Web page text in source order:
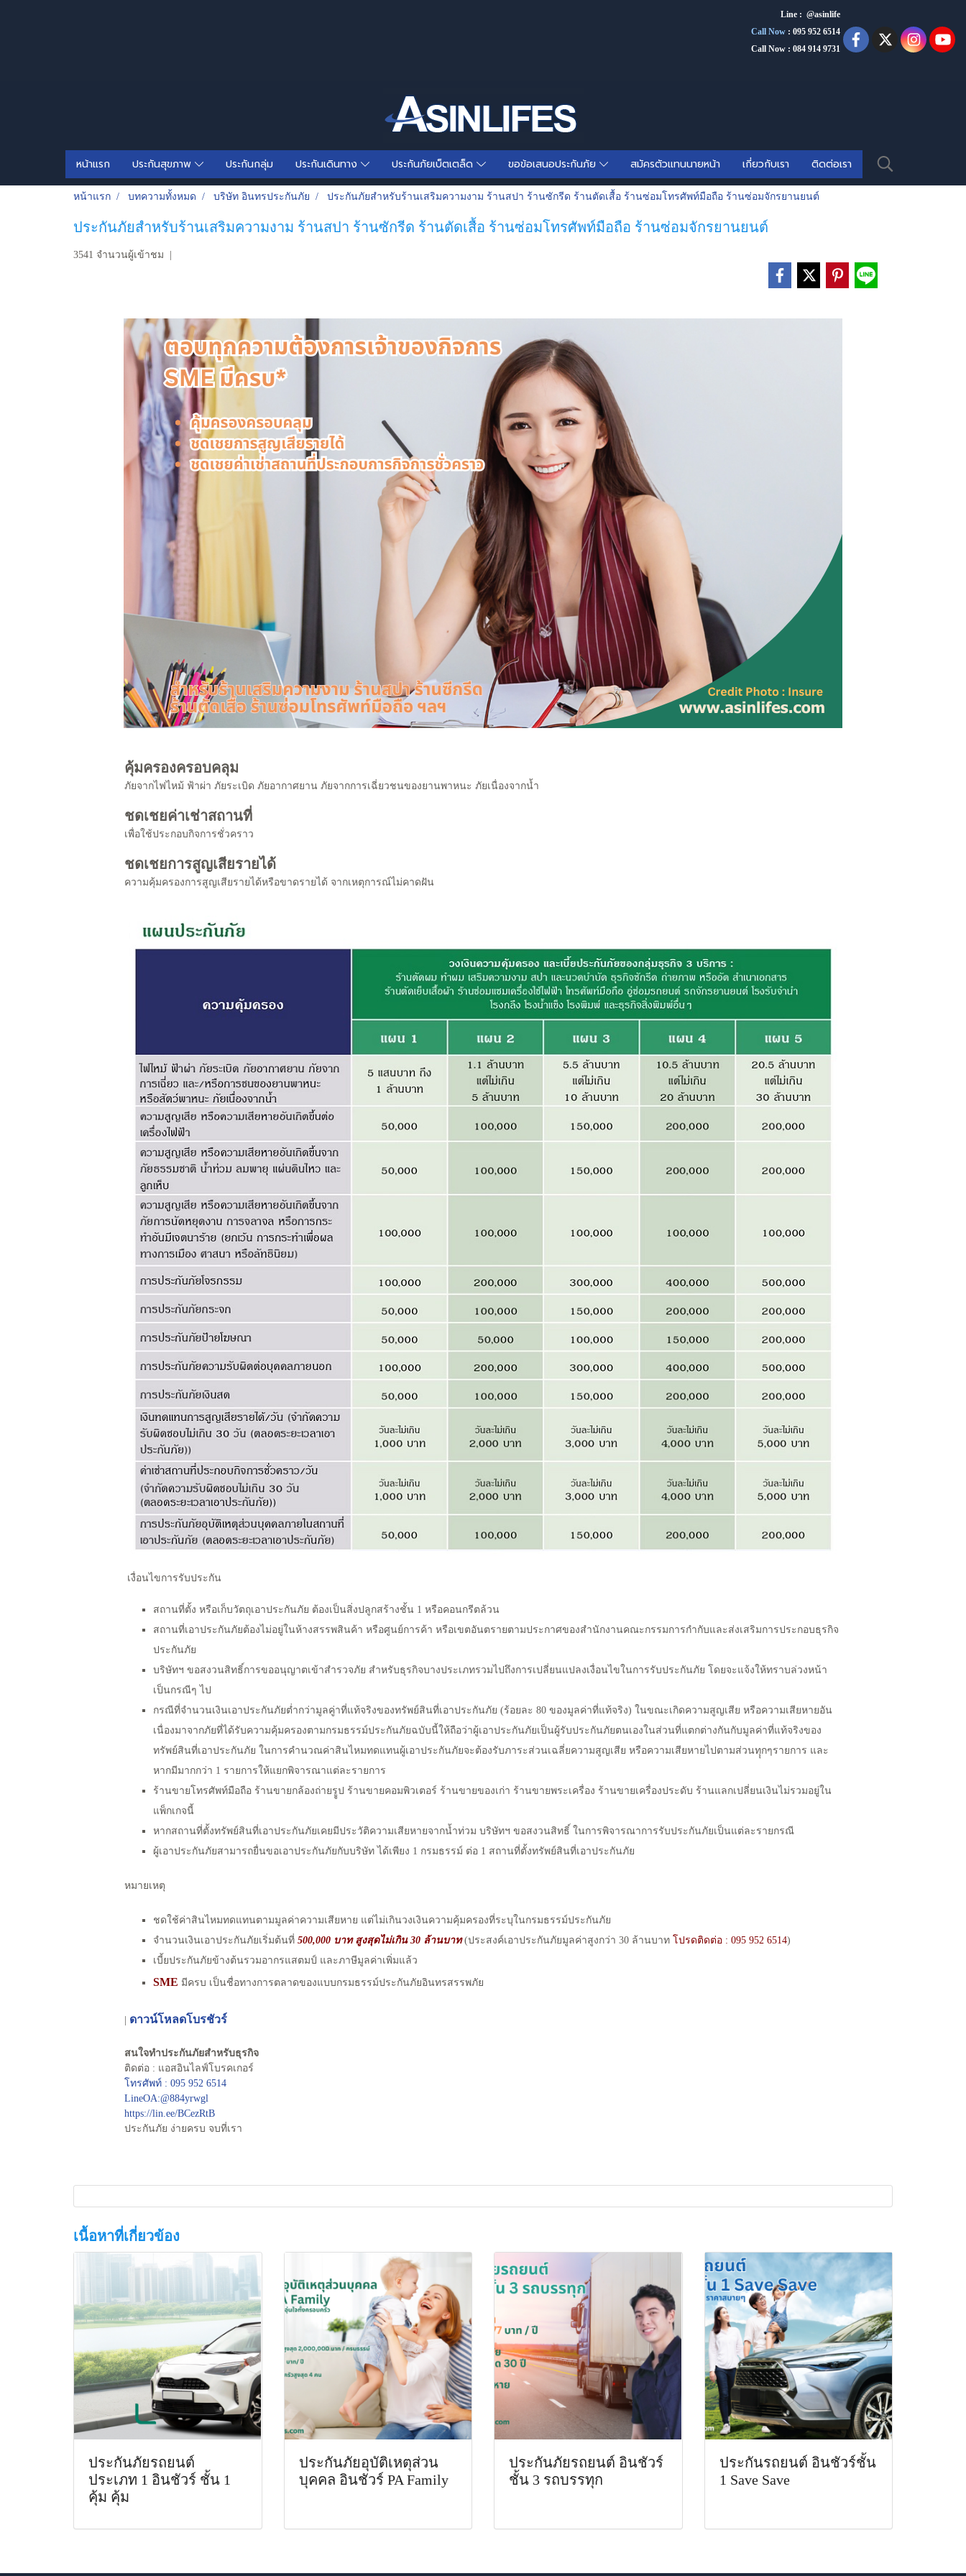
Line : @asinlife
Call Now : 095 952 6514
Call Now : 084 914 9731
หน้าแรก ประกันสุขภาพ ประกันกลุ่ม ประกันเดินทาง ประกันภัยเบ็ตเตล็ด ขอข้อเสนอประกันภัย สมัครตัวแทนนายหน้า เกี่ยวกับเรา ติดต่อเรา
หน้าแรก บทความทั้งหมด บริษัท อินทรประกันภัย ประกันภัยสำหรับร้านเสริมความงาม ร้านสปา ร้านซักรีด ร้านตัดเสื้อ ร้านซ่อมโทรศัพท์มือถือ ร้านซ่อมจักรยานยนต์
ประกันภัยสำหรับร้านเสริมความงาม ร้านสปา ร้านซักรีด ร้านตัดเสื้อ ร้านซ่อมโทรศัพท์มือถือ ร้านซ่อมจักรยานยนต์
3541 จำนวนผู้เข้าชม
คุ้มครองครอบคลุม
ภัยจากไฟไหม้ ฟ้าผ่า ภัยระเบิด ภัยอากาศยาน ภัยจากการเฉี่ยวชนของยานพาหนะ ภัยเนื่องจากน้ำ
ชดเชยค่าเช่าสถานที่
เพื่อใช้ประกอบกิจการชั่วคราว
ชดเชยการสูญเสียรายได้
ความคุ้มครองการสูญเสียรายได้หรือขาดรายได้ จากเหตุการณ์ไม่คาดฝัน
เงื่อนไขการรับประกัน
สถานที่ตั้ง หรือเก็บวัตถุเอาประกันภัย ต้องเป็นสิ่งปลูกสร้างชั้น 1 หรือคอนกรีตล้วน
สถานที่เอาประกันภัยต้องไม่อยู่ในห้างสรรพสินค้า หรือศูนย์การค้า หรือเขตอันตรายตามประกาศของสำนักงานคณะกรรมการกำกับและส่งเสริมการประกอบธุรกิจ
ประกันภัย
บริษัทฯ ขอสงวนสิทธิ์การขออนุญาตเข้าสำรวจภัย สำหรับธุรกิจบางประเภทรวมไปถึงการเปลี่ยนแปลงเงื่อนไขในการรับประกันภัย โดยจะแจ้งให้ทราบล่วงหน้า
เป็นกรณีๆ ไป
กรณีที่จำนวนเงินเอาประกันภัยตํ่ากว่ามูลคู่าที่แท้จริงของทรัพย์สินที่เอาประกันภัย (ร้อยละ 80 ของมูลค่าที่แท้จริง) ในขณะเกิดความสูญเสีย หรือความเสียหายอัน
เนื่องมาจากภัยที่ได้รับความคุ้มครองตามกรมธรรม์ประกันภัยฉบับนี้ให้ถือว่าผู้เอาประกันภัยเป็นผู้รับประกันภัยตนเองในส่วนที่แตกต่างกันกับมูลค่าที่แท้จริงของ
ทรัพย์สินที่เอาประกันภัย ในการคำนวณค่าสินไหมทดแทนผู้เอาประกันภัยจะต้องรับภาระส่วนเฉลี่ยความสูญเสีย หรือความเสียหายไปตามส่วนทุุกๆรายการ และ
หากมีมากกว่า 1 รายการให้แยกพิจารณาแต่ละรายการ
ร้านขายโทรศัพท์มือถือ ร้านขายกล้องถ่ายรููป ร้านขายคอมพิวเตอร์ ร้านขายของเก่า ร้านขายพระเครื่อง ร้านขายเครื่องประดับ ร้านแลกเปลี่ยนเงินไม่รวมอยู่ใน
แพ็กเกจนี้
หากสถานที่ตั้งทรัพย์สินที่เอาประกันภัยเคยมีประวัติความเสียหายจากน้ำท่วม บริษัทฯ ขอสงวนสิทธิ์ ในการพิจารณาการรับประกันภัยเป็นแต่ละรายกรณี
ผู้เอาประกันภัยสามารถยื่นขอเอาประกันภัยกับบริษัท ได้เพียง 1 กรมธรรม์ ต่อ 1 สถานที่ตั้งทรัพย์สินที่เอาประกันภัย
หมายเหตุ
ชดใช้ค่าสินไหมทดแทนตามมูลค่าความเสียหาย แต่ไม่เกินวงเงินความคุ้มครองที่ระบุในกรมธรรม์ประกันภัย
จำนวนเงินเอาประกันภัยเริ่มต้นที่ 500,000 บาท สูงสุดไม่เกิน 30 ล้านบาท (ประสงค์เอาประกันภัยมูลค่าสูงกว่า 30 ล้านบาท โปรดติดต่อ : 095 952 6514)
เบี้ยประกันภัยข้างต้นรวมอากรแสตมป์ และภาษีมูลค่าเพิ่มแล้ว
SME มีครบ เป็นชื่อทางการตลาดของแบบกรมธรรม์ประกันภัยอินทรสรรพภัย
| ดาวน์โหลดโบรชัวร์
สนใจทำประกันภัยสำหรับธุรกิจ
ติดต่อ : แอสอินไลฟ์โบรคเกอร์
โทรศัพท์ : 095 952 6514
LineOA:@884yrwgl
https://lin.ee/BCezRtB
ประกันภัย ง่ายครบ จบที่เรา
เนื้อหาที่เกี่ยวข้อง
ประกันภัยรถยนต์
ประเภท 1 อินชัวร์ ชั้น 1
คุ้ม คุ้ม
ประกันภัยอุบัติเหตุส่วน
บุคคล อินชัวร์ PA Family
ประกันภัยรถยนต์ อินชัวร์
ชั้น 3 รถบรรทุก
ประกันรถยนต์ อินชัวร์ชั้น
1 Save Save